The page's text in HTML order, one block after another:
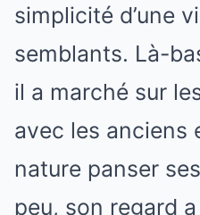
simplicité d’une
semblants. Là-
il a marché sur
avec les anciens
nature panser
peu, son regard